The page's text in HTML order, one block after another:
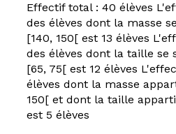
Effectif total : 40 élèves
des élèves dont la masse
[140, 150[ est 13 élèves
des élèves dont la taille se
[65, 75[ est 12 élèves
élèves dont la masse
150[ et dont la taille
est 5 élèves